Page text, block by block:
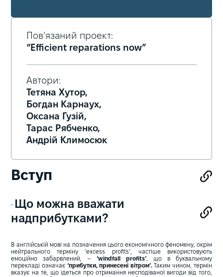
Пов’язаний проект:
“Efficient reparations now”
Автори:
Тетяна Хутор,
Богдан Карнаух,
Оксана Гузій,
Тарас Рябченко,
Андрій Климосюк
Вступ
Що можна вважати
надприбутками?
В англійській мові на позначення цього економічного феномену, окрім
нейтрального терміну ‘excess profits’, частіше використовують
емоційно забарвлений, –
‘windfall profits’, що в буквальному
перекладі означає ‘прибутки, принесені вітром’.Таким чином, термін
вказує на те, що ідеться про отримання несподіваної вигоди від того,